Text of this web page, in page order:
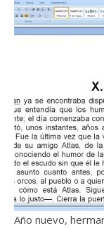
Año nuevo,